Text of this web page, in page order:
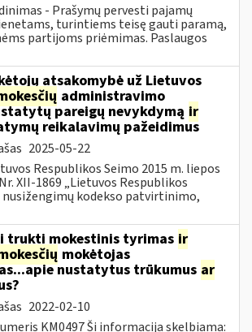
- Prašymų pervesti pajamų
turintiems teisę gauti paramą,
partijoms priėmimas. Paslaugos
atsakomybė už Lietuvos
administravimo
pareigų nevykdymą ir
reikalavimų pažeidimus
2025-05-22
Respublikos Seimo 2015 m. liepos
XII-1869 „Lietuvos Respublikos
kodekso patvirtinimo,
trukti mokestinis tyrimas ir
mokėtojas
nustatytus trūkumus ar
2022-02-10
KM0497 Ši informacija skelbiama: